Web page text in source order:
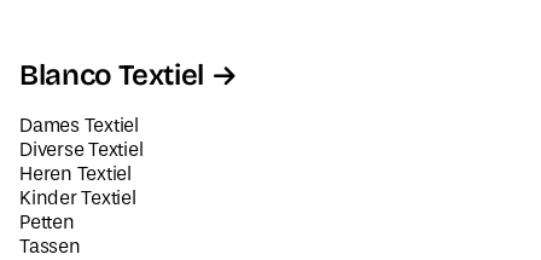
Blanco Textiel
Dames Textiel
Diverse Textiel
Heren Textiel
Kinder Textiel
Petten
Tassen